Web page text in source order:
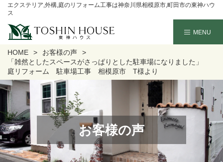
エクステリア,外構,庭のリフォーム工事は神奈川県相模原市,町田市の東神ハウ
ス
HOME
お客様の声
「雑然としたスペースがさっぱりとした駐車場になりました」
庭リフォーム 駐車場工事 相模原市 T様より
お客様の声